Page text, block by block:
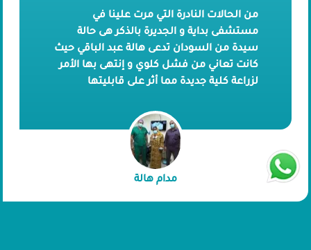
من الحالات النادرة التي مرت علينا في
مستشفى بداية و الجديرة بالذكر هى حالة
سيدة من السودان تدعى هالة عبد الباقي حيث
كانت تعاني من فشل كلوي و إنتهى بها الأمر
لزراعة كلية جديدة مما أثر على قابليتها
وقررت هي وزوجها اللجوء إلى مستشفى بداية
و إجراء حقن مجهري تحت إشراف الدكتور
إسماعيل أبو الفتوح مما أسفر عن إنجابها
مدام هالة